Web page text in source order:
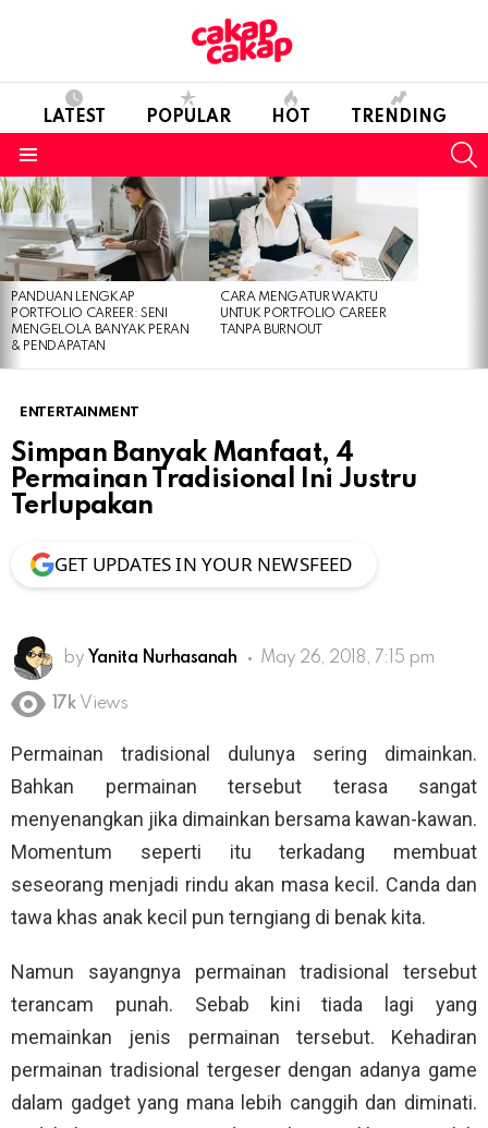
LATEST POPULAR HOT TRENDING
LATEST
STORIES
PANDUAN LENGKAP
PORTFOLIO CAREER: SENI
MENGELOLA BANYAK PERAN
& PENDAPATAN
CARA MENGATUR WAKTU
UNTUK PORTFOLIO CAREER
TANPA BURNOUT
ENTERTAINMENT
Simpan Banyak Manfaat, 4
Permainan Tradisional Ini Justru
Terlupakan
GET UPDATES IN YOUR NEWSFEED
by Yanita Nurhasanah May 26, 2018, 7:15 pm
17k Views
Permainan tradisional dulunya sering dimainkan.
Bahkan permainan tersebut terasa sangat
menyenangkan jika dimainkan bersama kawan-kawan.
Momentum seperti itu terkadang membuat
seseorang menjadi rindu akan masa kecil. Canda dan
tawa khas anak kecil pun terngiang di benak kita.
Namun sayangnya permainan tradisional tersebut
terancam punah. Sebab kini tiada lagi yang
memainkan jenis permainan tersebut. Kehadiran
permainan tradisional tergeser dengan adanya game
dalam gadget yang mana lebih canggih dan diminati.